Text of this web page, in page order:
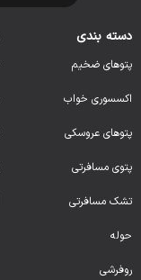
دسته بندی
پتوهای ضخیم
اکسسوری خواب
پتوهای عروسکی
پتوی مسافرتی
تشک مسافرتی
حوله
روفرشی